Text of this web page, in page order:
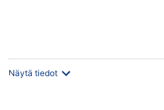
Näytä tiedot